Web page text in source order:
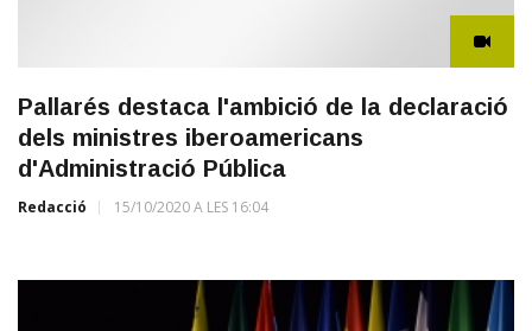
Pallarés destaca l'ambició de la declaració
dels ministres iberoamericans
d'Administració Pública
Redacció 15/10/2020 A LES 16:04